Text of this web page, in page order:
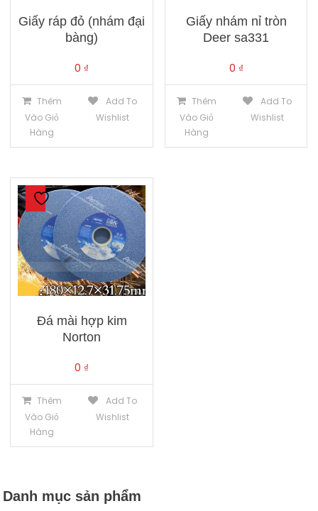
Giấy ráp đỏ (nhám đại
bàng)
0 ₫
Thêm
Vào Giỏ
Hàng
Add To
Wishlist
Giấy nhám nỉ tròn
Deer sa331
0 ₫
Thêm
Vào Giỏ
Hàng
Add To
Wishlist
Đá mài hợp kim
Norton
0 ₫
Thêm
Vào Giỏ
Hàng
Add To
Wishlist
Danh mục sản phẩm